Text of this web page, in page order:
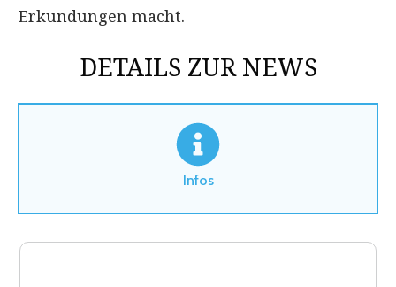
Erkundungen macht.
DETAILS ZUR NEWS
Infos